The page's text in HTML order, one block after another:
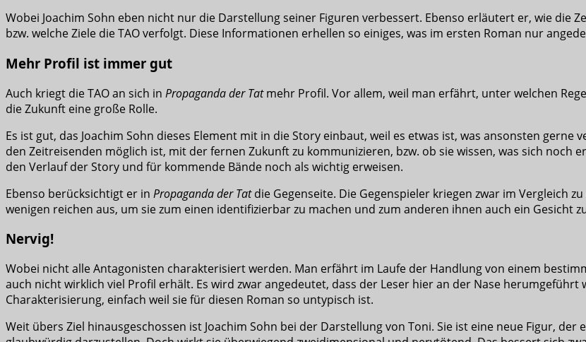
Wobei Joachim Sohn eben nicht nur die Darstellung seiner Figuren verbessert. Ebenso erläutert er, wie die
bzw. welche Ziele die TAO verfolgt. Diese Informationen erhellen so einiges, was im ersten Roman nur
Mehr Profil ist immer gut
Auch kriegt die TAO an sich in Propaganda der Tatmehr Profil. Vor allem, weil man erfährt, unter welchen
die Zukunft eine große Rolle.
Es ist gut, das Joachim Sohn dieses Element mit in die Story einbaut, weil es etwas ist, was ansonsten
den Zeitreisenden möglich ist, mit der fernen Zukunft zu kommunizieren, bzw. ob sie wissen, was sich
den Verlauf der Story und für kommende Bände noch als wichtig erweisen.
Ebenso berücksichtigt er in Propaganda der Tatdie Gegenseite. Die Gegenspieler kriegen zwar im Vergleich
wenigen reichen aus, um sie zum einen identifizierbar zu machen und zum anderen ihnen auch ein Gesicht
Nervig!
Wobei nicht alle Antagonisten charakterisiert werden. Man erfährt im Laufe der Handlung von einem
auch nicht wirklich viel Profil erhält. Es wird zwar angedeutet, dass der Leser hier an der Nase
Charakterisierung, einfach weil sie für diesen Roman so untypisch ist.
Weit übers Ziel hinausgeschossen ist Joachim Sohn bei der Darstellung von Toni. Sie ist eine neue Figur, der